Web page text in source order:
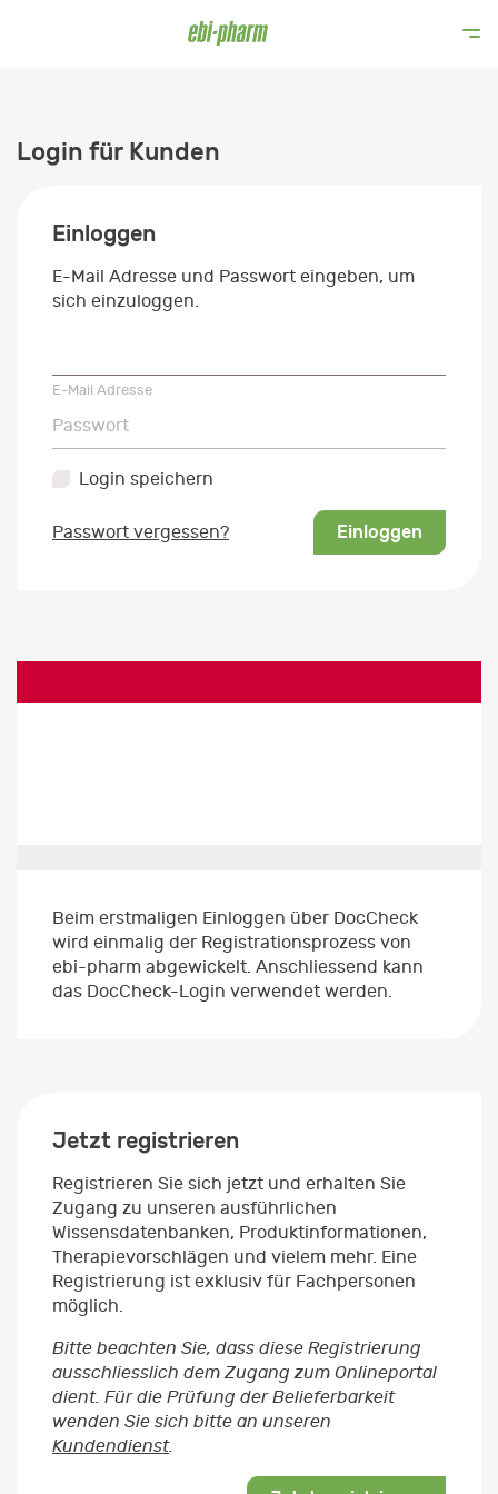
Login für Kunden
Einloggen
E-Mail Adresse und Passwort eingeben, um
sich einzuloggen.
E-Mail Adresse
Passwort
Passwort
Login speichern
Passwort vergessen? Einloggen
Beim erstmaligen Einloggen über DocCheck
wird einmalig der Registrationsprozess von
ebi-pharm abgewickelt. Anschliessend kann
das DocCheck-Login verwendet werden.
Jetzt registrieren
Registrieren Sie sich jetzt und erhalten Sie
Zugang zu unseren ausführlichen
Wissensdatenbanken, Produktinformationen,
Therapievorschlägen und vielem mehr. Eine
Registrierung ist exklusiv für Fachpersonen
möglich.
Bitte beachten Sie, dass diese Registrierung
ausschliesslich dem Zugang zum Onlineportal
dient. Für die Prüfung der Belieferbarkeit
wenden Sie sich bitte an unseren
Kundendienst.